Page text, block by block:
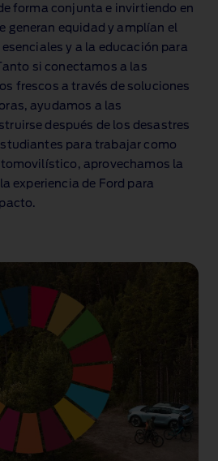
forma conjunta e invirtiendo en
generan equidad y amplían el
y a la educación para
si conectamos a las
frescos a través de soluciones
ayudamos a las
después de los desastres
para trabajar como
aprovechamos la
experiencia de Ford para